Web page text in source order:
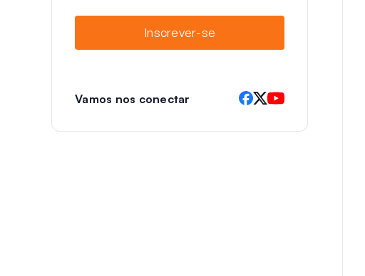
Inscrever-se
Vamos nos conectar